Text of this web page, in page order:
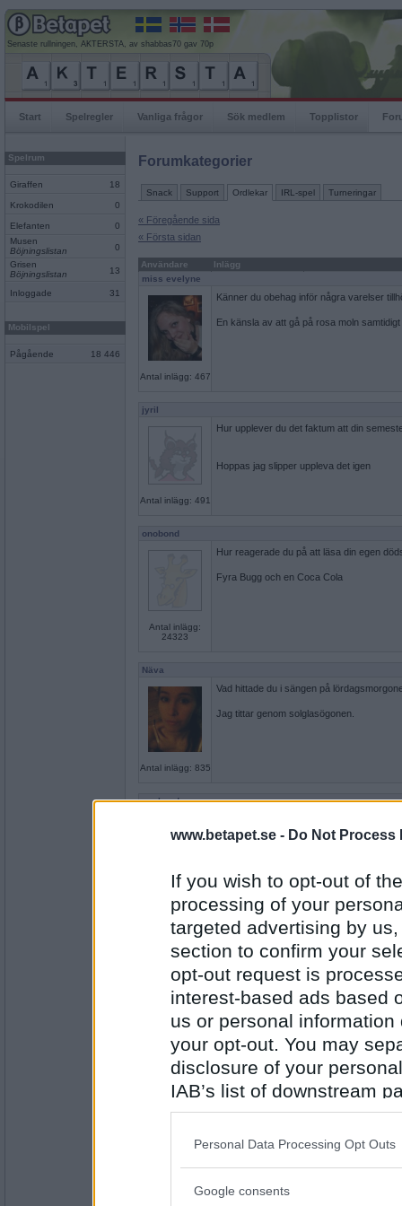
www.betapet.se - Do Not Process
If you wish to opt-out of
processing of your
targeted advertising by
section to confirm your
opt-out request is
interest-based ads based
us or personal
your opt-out. You may
disclosure of your
IAB’s list of downstream
also be disclosed by us
Downstream Participants
Please note that this
Personal Data Processing Opt Outs
Google consents
Senaste rullningen, AKTERSTA, av shabbas70 gav 70p
Start Spelregler Vanliga frågor Sök medlem Topplistor
Spelrum
Giraffen 18
Krokodilen 0
Elefanten
0
Musen
Böjningslistan
0
Grisen
Böjningslistan
13
Inloggade 31
Mobilspel
Pågående 18 446
Forumkategorier
Snack Support Ordlekar IRL-spel Turneringar
« Föregående sida
« Första sidan
Användare
Inlägg
miss evelyne
Antal inlägg: 467
Känner du obehag inför några varelser
En känsla av att gå på rosa moln
jyril
Antal inlägg: 491
Hur upplever du det faktum att din
Hoppas jag slipper uppleva det igen
onobond
Antal inlägg:
24323
Hur reagerade du på att läsa din egen
Fyra Bugg och en Coca Cola
Näva
Antal inlägg: 835
Vad hittade du i sängen på
Jag tittar genom solglasögonen.
onobond
Antal inlägg:
24323
Var sätter du upp dina kontaktannonser?
Jag fick använda grillen istället.
onobond
24323
Vad gjorde du när rougen tog slut?